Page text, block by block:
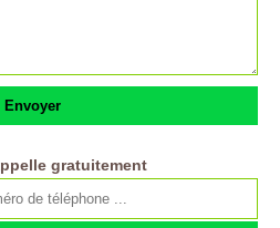
gratuitement